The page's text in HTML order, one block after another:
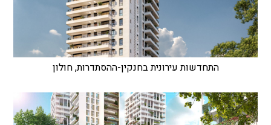
התחדשות עירונית בחנקין-ההסתדרות, חולון